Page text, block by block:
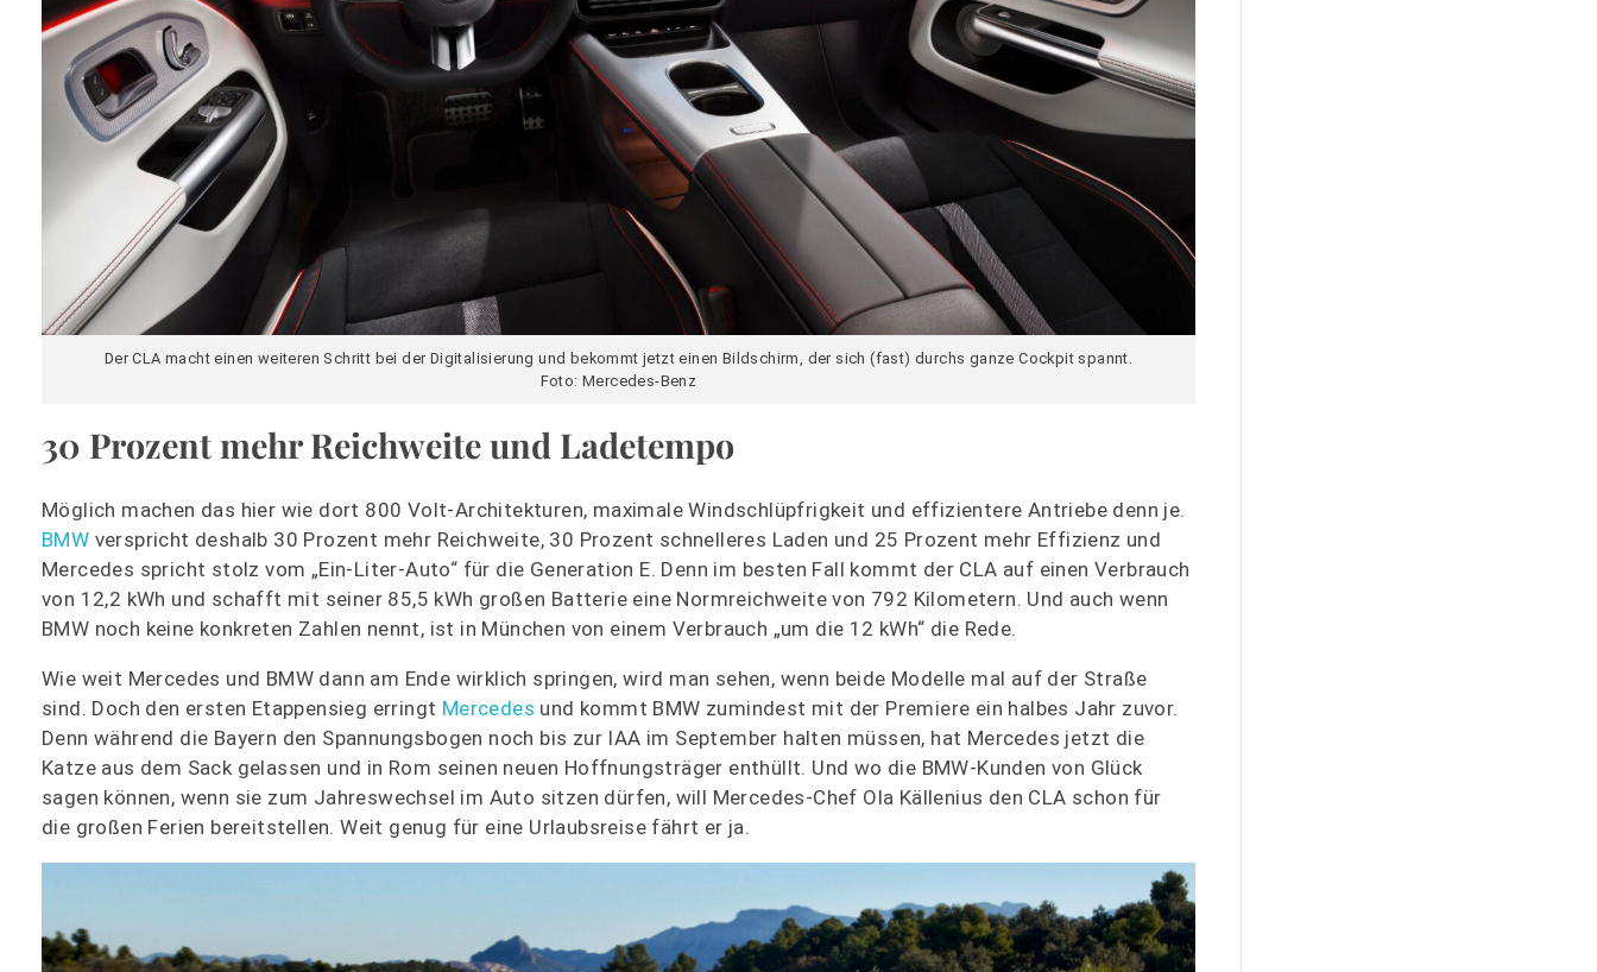
Der CLA macht einen weiteren Schritt bei der Digitalisierung und bekommt jetzt einen Bildschirm, der sich (fast) durchs ganze Cockpit spannt.
Foto: Mercedes-Benz
30 Prozent mehr Reichweite und Ladetempo
Möglich machen das hier wie dort 800 Volt-Architekturen, maximale Windschlüpfrigkeit und effizientere Antriebe denn je.
BMW verspricht deshalb 30 Prozent mehr Reichweite, 30 Prozent schnelleres Laden und 25 Prozent mehr Effizienz und
Mercedes spricht stolz vom „Ein-Liter-Auto“ für die Generation E. Denn im besten Fall kommt der CLA auf einen Verbrauch
von 12,2 kWh und schafft mit seiner 85,5 kWh großen Batterie eine Normreichweite von 792 Kilometern. Und auch wenn
BMW noch keine konkreten Zahlen nennt, ist in München von einem Verbrauch „um die 12 kWh“ die Rede.
Wie weit Mercedes und BMW dann am Ende wirklich springen, wird man sehen, wenn beide Modelle mal auf der Straße
sind. Doch den ersten Etappensieg erringt Mercedes und kommt BMW zumindest mit der Premiere ein halbes Jahr zuvor.
Denn während die Bayern den Spannungsbogen noch bis zur IAA im September halten müssen, hat Mercedes jetzt die
Katze aus dem Sack gelassen und in Rom seinen neuen Hoffnungsträger enthüllt. Und wo die BMW-Kunden von Glück
sagen können, wenn sie zum Jahreswechsel im Auto sitzen dürfen, will Mercedes-Chef Ola Källenius den CLA schon für
die großen Ferien bereitstellen. Weit genug für eine Urlaubsreise fährt er ja.